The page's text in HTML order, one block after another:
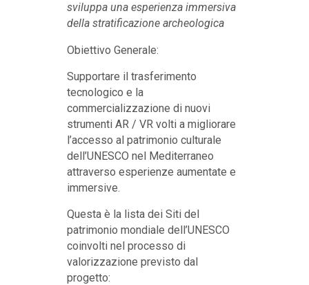
sviluppa una esperienza immersiva
della stratificazione archeologica
Obiettivo Generale:
Supportare il trasferimento
tecnologico e la
commercializzazione di nuovi
strumenti AR / VR volti a migliorare
l’accesso al patrimonio culturale
dell’UNESCO nel Mediterraneo
attraverso esperienze aumentate e
immersive.
Questa è la lista dei Siti del
patrimonio mondiale dell’UNESCO
coinvolti nel processo di
valorizzazione previsto dal
progetto: